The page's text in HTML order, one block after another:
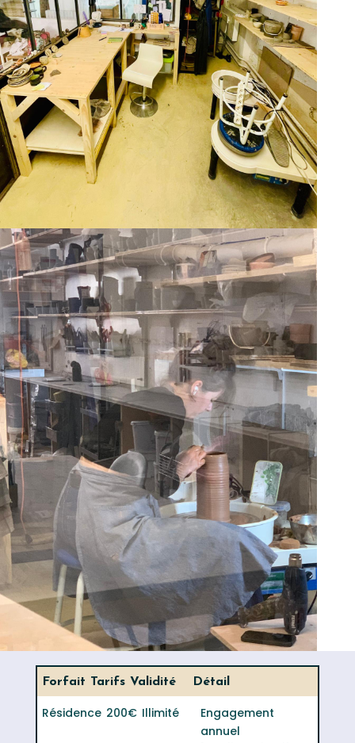
Forfait Tarifs Validité Détail
Résidence 200€ Illimité
Engagement
annuel